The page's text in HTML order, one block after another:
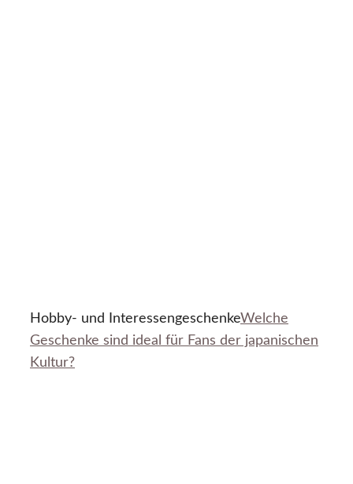
Hobby- und InteressengeschenkeWelche
Geschenke sind ideal für Fans der japanischen
Kultur?